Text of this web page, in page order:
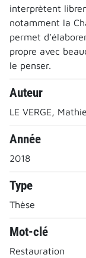
interprètent
notamment la
permet
propre avec
le penser.
Auteur
LE VERGE,
Année
2018
Type
Thèse
Mot-clé
Restauration